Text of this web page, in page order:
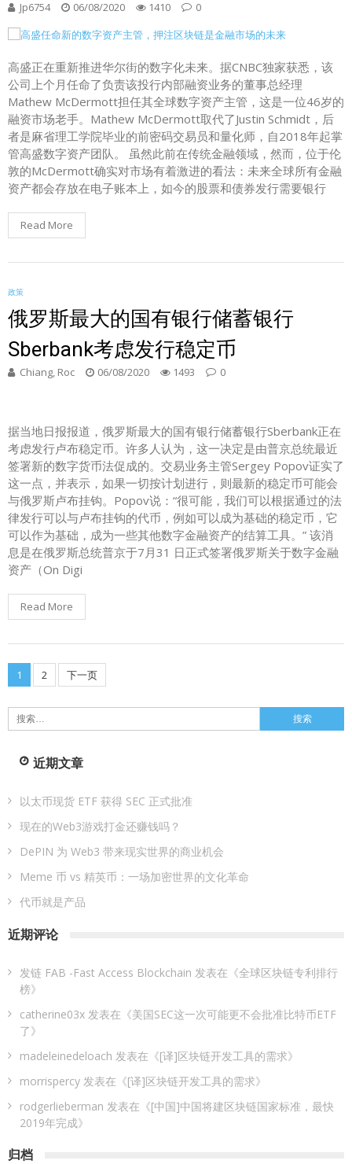
Jp6754 06/08/2020 1410 0
高盛正在重新推进华尔街的数字化未来。据CNBC独家获悉，该
公司上个月任命了负责该投行内部融资业务的董事总经理
Mathew McDermott担任其全球数字资产主管，这是一位46岁的
融资市场老手。Mathew McDermott取代了Justin Schmidt，后
者是麻省理工学院毕业的前密码交易员和量化师，自2018年起掌
管高盛数字资产团队。 虽然此前在传统金融领域，然而，位于伦
敦的McDermott确实对市场有着激进的看法：未来全球所有金融
资产都会存放在电子账本上，如今的股票和债券发行需要银行
Read More
政策
俄罗斯最大的国有银行储蓄银行
Sberbank考虑发行稳定币
Chiang, Roc 06/08/2020 1493 0
据当地日报报道，俄罗斯最大的国有银行储蓄银行Sberbank正在
考虑发行卢布稳定币。许多人认为，这一决定是由普京总统最近
签署新的数字货币法促成的。交易业务主管Sergey Popov证实了
这一点，并表示，如果一切按计划进行，则最新的稳定币可能会
与俄罗斯卢布挂钩。Popov说：“很可能，我们可以根据通过的法
律发行可以与卢布挂钩的代币，例如可以成为基础的稳定币，它
可以作为基础，成为一些其他数字金融资产的结算工具。” 该消
息是在俄罗斯总统普京于7月31 日正式签署俄罗斯关于数字金融
资产（On Digi
Read More
文
章
1 2 下一页
搜
索：
近期文章
以太币现货 ETF 获得 SEC 正式批准
现在的Web3游戏打金还赚钱吗？
DePIN 为 Web3 带来现实世界的商业机会
Meme 币 vs 精英币：一场加密世界的文化革命
代币就是产品
近期评论
发链 FAB -Fast Access Blockchain 发表在《全球区块链专利排行
榜》
catherine03x 发表在《美国SEC这一次可能更不会批准比特币ETF
了》
madeleinedeloach 发表在《[译]区块链开发工具的需求》
morrispercy 发表在《[译]区块链开发工具的需求》
rodgerlieberman 发表在《[中国]中国将建区块链国家标准，最快
2019年完成》
归档